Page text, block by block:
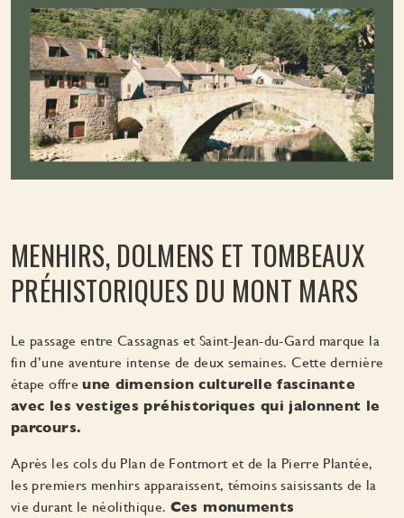
MENHIRS, DOLMENS ET TOMBEAUX
PRÉHISTORIQUES DU MONT MARS
Le passage entre Cassagnas et Saint-Jean-du-Gard marque la
fin d’une aventure intense de deux semaines. Cette dernière
étape offreune dimension culturelle fascinante
avec les vestiges préhistoriques qui jalonnent le
parcours.
Après les cols du Plan de Fontmort et de la Pierre Plantée,
les premiers menhirs apparaissent, témoins saisissants de la
vie durant le néolithique. Ces monuments